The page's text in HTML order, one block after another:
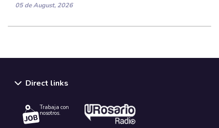
05 de August, 2026
Direct links
Trabaja con
nosotros.